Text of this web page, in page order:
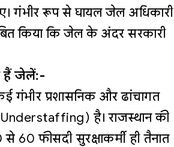
गंभीर रूप से घायल जेल अधिकारी
किया कि जेल के अंदर सरकारी
हैं जेलें:-
प्रशासनिक और ढांचागत
है। राजस्थान की
फीसदी सुरक्षाकर्मी ही तैनात